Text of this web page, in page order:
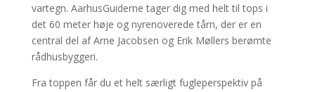
vartegn. AarhusGuiderne tager dig med helt til tops i
det 60 meter høje og nyrenoverede tårn, der er en
central del af Arne Jacobsen og Erik Møllers berømte
rådhusbyggeri.
Fra toppen får du et helt særligt fugleperspektiv på